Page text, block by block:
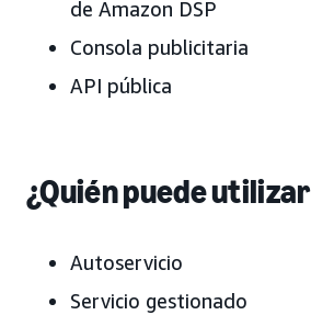
de Amazon DSP
Consola publicitaria
API pública
¿Quién puede
Autoservicio
Servicio gestionado